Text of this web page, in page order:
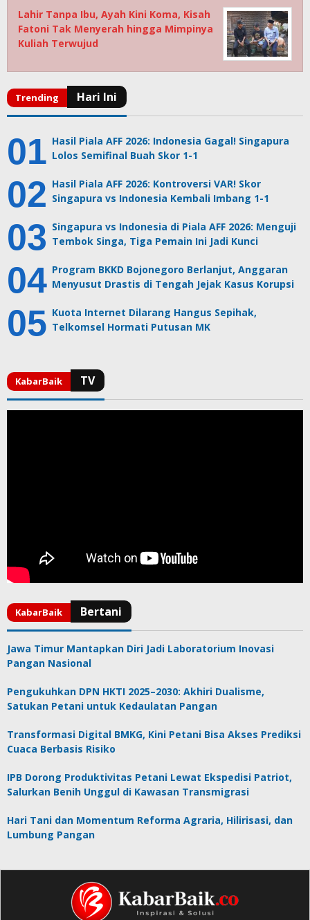
Lahir Tanpa Ibu, Ayah Kini Koma, Kisah
Fatoni Tak Menyerah hingga Mimpinya
Kuliah Terwujud
Hasil Piala AFF 2026: Indonesia Gagal! Singapura
Lolos Semifinal Buah Skor 1-1
Hasil Piala AFF 2026: Kontroversi VAR! Skor
Singapura vs Indonesia Kembali Imbang 1-1
Singapura vs Indonesia di Piala AFF 2026: Menguji
Tembok Singa, Tiga Pemain Ini Jadi Kunci
Program BKKD Bojonegoro Berlanjut, Anggaran
Menyusut Drastis di Tengah Jejak Kasus Korupsi
Kuota Internet Dilarang Hangus Sepihak,
Telkomsel Hormati Putusan MK
Jawa Timur Mantapkan Diri Jadi Laboratorium Inovasi
Pangan Nasional
Pengukuhkan DPN HKTI 2025–2030: Akhiri Dualisme,
Satukan Petani untuk Kedaulatan Pangan
Transformasi Digital BMKG, Kini Petani Bisa Akses Prediksi
Cuaca Berbasis Risiko
IPB Dorong Produktivitas Petani Lewat Ekspedisi Patriot,
Salurkan Benih Unggul di Kawasan Transmigrasi
Hari Tani dan Momentum Reforma Agraria, Hilirisasi, dan
Lumbung Pangan